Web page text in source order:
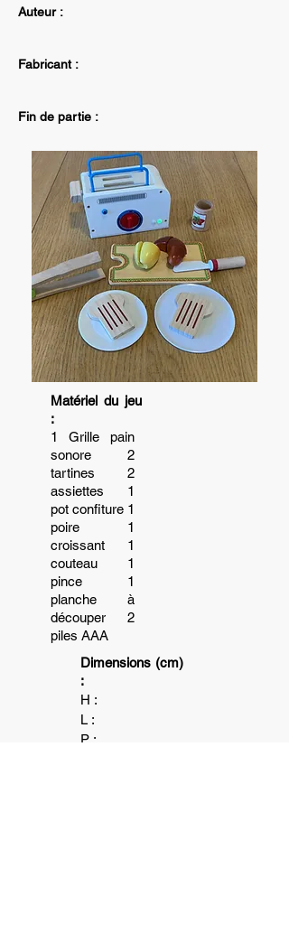
Auteur :
Fabricant :
Fin de partie :
Matériel du jeu
:
1 Grille pain
sonore 2
tartines 2
assiettes 1
pot confiture 1
poire 1
croissant 1
couteau 1
pince 1
planche à
découper 2
piles AAA
Dimensions (cm)
:
H :
L :
P :